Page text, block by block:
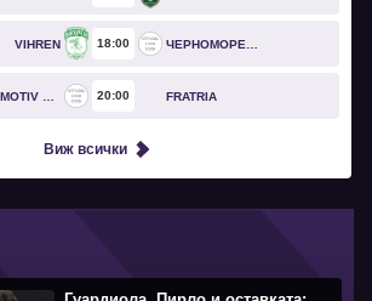
VIHREN 18 00
20 00 FRATRIA
Виж всички